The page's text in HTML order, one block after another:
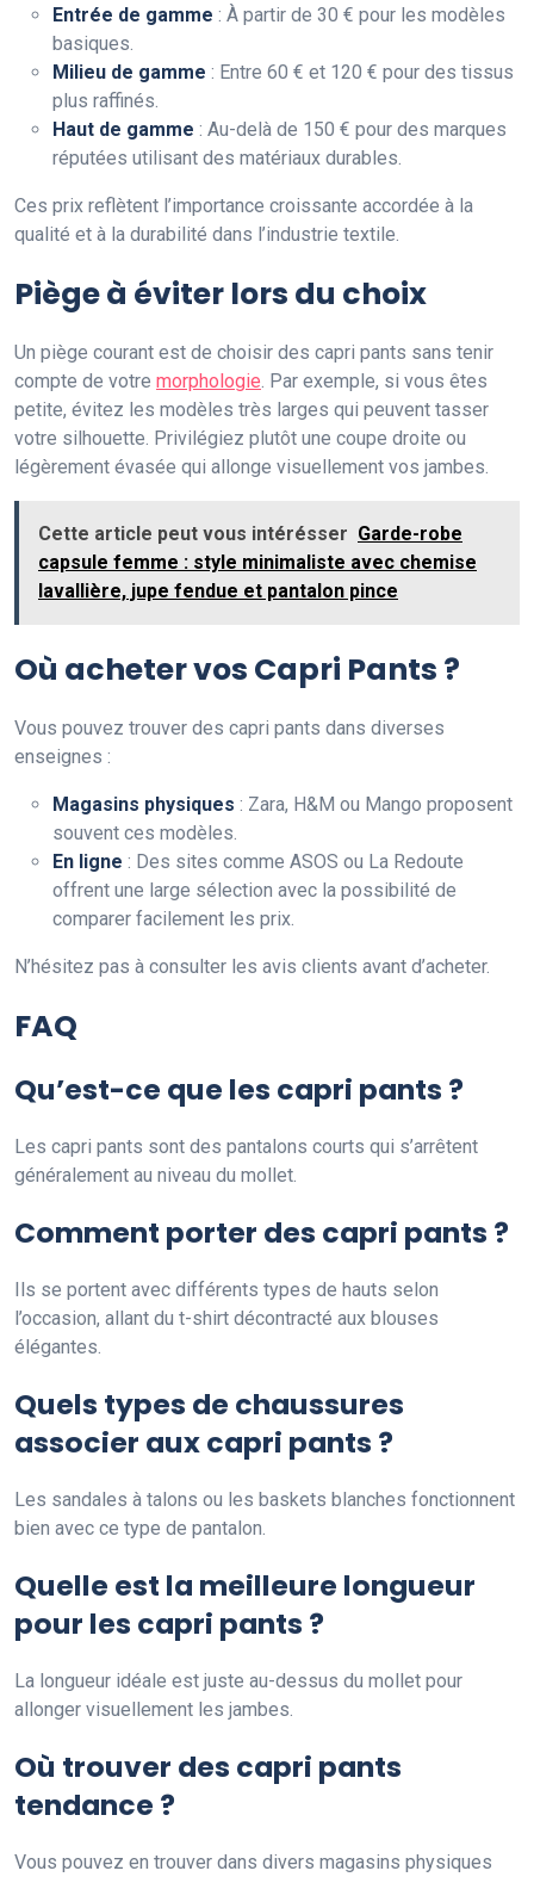
Entrée de gamme : À partir de 30 € pour les modèles
basiques.
Milieu de gamme : Entre 60 € et 120 € pour des tissus
plus raffinés.
Haut de gamme : Au-delà de 150 € pour des marques
réputées utilisant des matériaux durables.
Ces prix reflètent l’importance croissante accordée à la
qualité et à la durabilité dans l’industrie textile.
Piège à éviter lors du choix
Un piège courant est de choisir des capri pants sans tenir
compte de votre morphologie . Par exemple, si vous êtes
petite, évitez les modèles très larges qui peuvent tasser
votre silhouette. Privilégiez plutôt une coupe droite ou
légèrement évasée qui allonge visuellement vos jambes.
Cette article peut vous intérésser Garde-robe
capsule femme : style minimaliste avec chemise
lavallière, jupe fendue et pantalon pince
Où acheter vos Capri Pants ?
Vous pouvez trouver des capri pants dans diverses
enseignes :
Magasins physiques : Zara, H&M ou Mango proposent
souvent ces modèles.
En ligne : Des sites comme ASOS ou La Redoute
offrent une large sélection avec la possibilité de
comparer facilement les prix.
N’hésitez pas à consulter les avis clients avant d’acheter.
FAQ
Qu’est-ce que les capri pants ?
Les capri pants sont des pantalons courts qui s’arrêtent
généralement au niveau du mollet.
Comment porter des capri pants ?
Ils se portent avec différents types de hauts selon
l’occasion, allant du t-shirt décontracté aux blouses
élégantes.
Quels types de chaussures
associer aux capri pants ?
Les sandales à talons ou les baskets blanches fonctionnent
bien avec ce type de pantalon.
Quelle est la meilleure longueur
pour les capri pants ?
La longueur idéale est juste au-dessus du mollet pour
allonger visuellement les jambes.
Où trouver des capri pants
tendance ?
Vous pouvez en trouver dans divers magasins physiques